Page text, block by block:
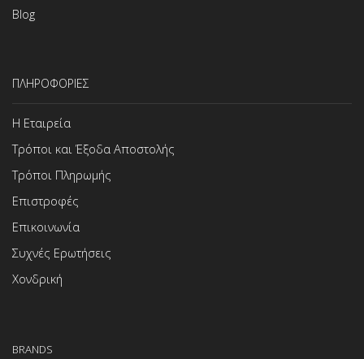
Blog
ΠΛΗΡΟΦΟΡΙΕΣ
Η Εταιρεία
Τρόποι και Έξοδα Αποστολής
Τρόποι Πληρωμής
Επιστροφές
Επικοινωνία
Συχνές Ερωτήσεις
Χονδρική
BRANDS